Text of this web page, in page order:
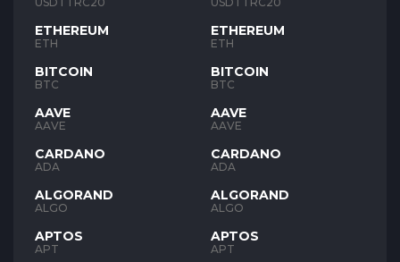
ETHEREUM
ETH
BITCOIN
BTC
AAVE
AAVE
CARDANO
ADA
ALGORAND
ALGO
APTOS
APT
ETHEREUM
ETH
BITCOIN
BTC
AAVE
AAVE
CARDANO
ADA
ALGORAND
ALGO
APTOS
APT